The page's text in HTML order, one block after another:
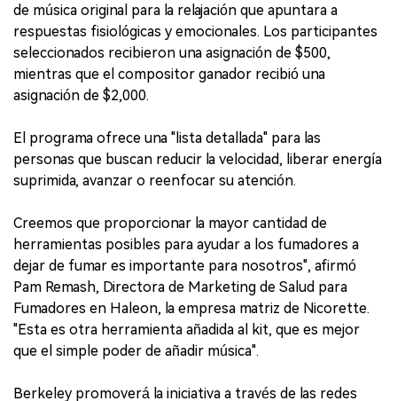
de música original para la relajación que apuntara a
respuestas fisiológicas y emocionales. Los participantes
seleccionados recibieron una asignación de $500,
mientras que el compositor ganador recibió una
asignación de $2,000.
El programa ofrece una "lista detallada" para las
personas que buscan reducir la velocidad, liberar energía
suprimida, avanzar o reenfocar su atención.
Creemos que proporcionar la mayor cantidad de
herramientas posibles para ayudar a los fumadores a
dejar de fumar es importante para nosotros", afirmó
Pam Remash, Directora de Marketing de Salud para
Fumadores en Haleon, la empresa matriz de Nicorette.
"Esta es otra herramienta añadida al kit, que es mejor
que el simple poder de añadir música".
Berkeley promoverá la iniciativa a través de las redes